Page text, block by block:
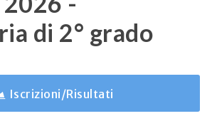
di 2° grado
Iscrizioni/Risultati